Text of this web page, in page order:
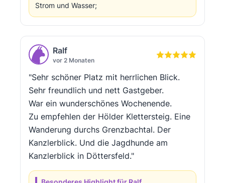
Strom und Wasser;
Ralf
vor 2 Monaten
"Sehr schöner Platz mit herrlichen Blick.
Sehr freundlich und nett Gastgeber.
War ein wunderschönes Wochenende.
Zu empfehlen der Hölder Klettersteig. Eine
Wanderung durchs Grenzbachtal. Der
Kanzlerblick. Und die Jagdhunde am
Kanzlerblick in Döttersfeld."